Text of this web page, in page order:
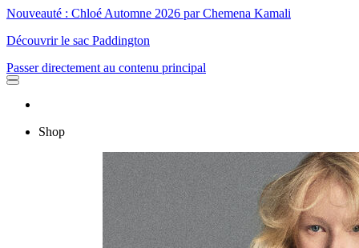
Nouveauté : Chloé Automne 2026 par Chemena Kamali
Découvrir le sac Paddington
Passer directement au contenu principal
Shop